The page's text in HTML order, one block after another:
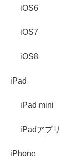
iOS6
iOS7
iOS8
iPad
iPad mini
iPadアプリ
iPhone